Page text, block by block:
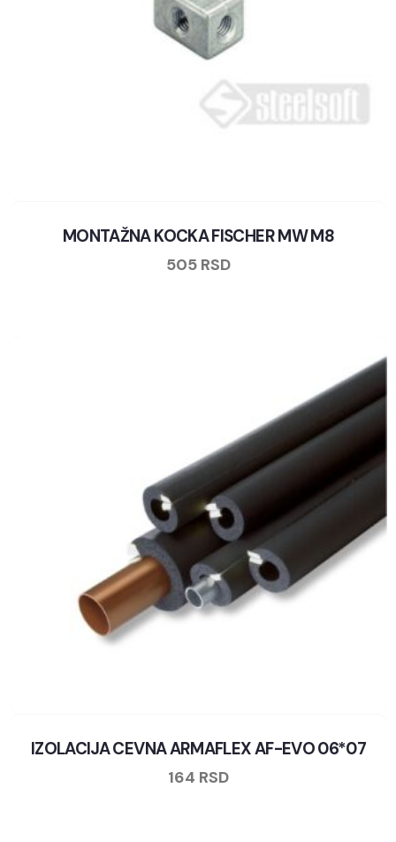
MONTAŽNA KOCKA FISCHER MW M8
505 RSD
IZOLACIJA CEVNA ARMAFLEX AF-EVO 06*07
164 RSD